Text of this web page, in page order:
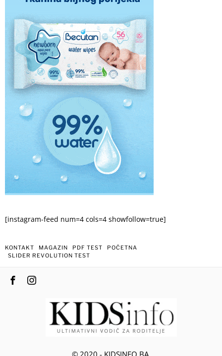
[instagram-feed num=4 cols=4 showfollow=true]
KONTAKT MAGAZIN PDF TEST
POČETNA
SLIDER REVOLUTION TEST
© 2020 - KIDSINFO.BA.